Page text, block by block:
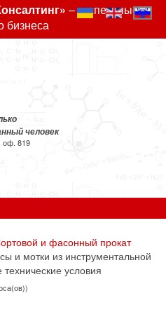
– экспертные
бизнеса
человек
оф. 819
и фасонный прокат
и мотки из инструментальной
условия